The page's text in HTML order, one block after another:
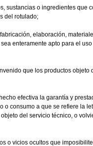
sustancias o ingredientes que
del rotulado;
elaboración,
enteramente apto para el
que los productos
efectiva la garantía y
consumo a que se refiere la
del servicio técnico, o
o vicios ocultos que